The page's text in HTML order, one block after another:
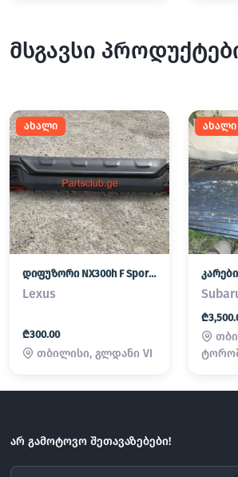
მსგავსი
ახალი
დიფუზორი NX300h F Sport hybrid
Lexus
₾300.00
თბილისი, გლდანი VI
ახალი
არ გამოტოვო შეთავაზებები!